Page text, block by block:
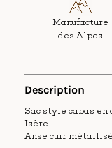
Manufacture
des Alpes
Description
Sac style cabas
Isère.
Anse cuir